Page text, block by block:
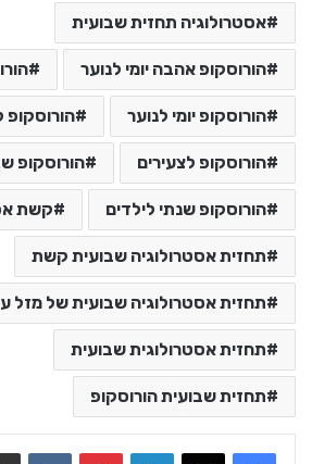
אסטרולוגיה תחזית שבועית
הורוסקופ אהבה יומי לנוער
הורוסקופ יומי לנוער הורוסקופ
הורוסקופ לצעירים הורוסקופ
הורוסקופ שנתי לילדים קשת
תחזית אסטרולוגיה שבועית קשת
תחזית אסטרולוגיה שבועית של מזל
תחזית אסטרולוגית שבועית
תחזית שבועית הורוסקופ
LinkedIn
VKontakte